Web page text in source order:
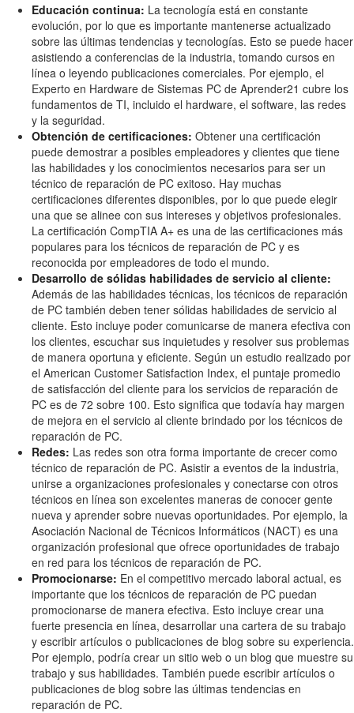
Educación continua: La tecnología está en constante
evolución, por lo que es importante mantenerse actualizado
sobre las últimas tendencias y tecnologías. Esto se puede hacer
asistiendo a conferencias de la industria, tomando cursos en
línea o leyendo publicaciones comerciales. Por ejemplo, el
Experto en Hardware de Sistemas PC de Aprender21 cubre los
fundamentos de TI, incluido el hardware, el software, las redes
y la seguridad.
Obtención de certificaciones: Obtener una certificación
puede demostrar a posibles empleadores y clientes que tiene
las habilidades y los conocimientos necesarios para ser un
técnico de reparación de PC exitoso. Hay muchas
certificaciones diferentes disponibles, por lo que puede elegir
una que se alinee con sus intereses y objetivos profesionales.
La certificación CompTIA A+ es una de las certificaciones más
populares para los técnicos de reparación de PC y es
reconocida por empleadores de todo el mundo.
Desarrollo de sólidas habilidades de servicio al cliente:
Además de las habilidades técnicas, los técnicos de reparación
de PC también deben tener sólidas habilidades de servicio al
cliente. Esto incluye poder comunicarse de manera efectiva con
los clientes, escuchar sus inquietudes y resolver sus problemas
de manera oportuna y eficiente. Según un estudio realizado por
el American Customer Satisfaction Index, el puntaje promedio
de satisfacción del cliente para los servicios de reparación de
PC es de 72 sobre 100. Esto significa que todavía hay margen
de mejora en el servicio al cliente brindado por los técnicos de
reparación de PC.
Redes: Las redes son otra forma importante de crecer como
técnico de reparación de PC. Asistir a eventos de la industria,
unirse a organizaciones profesionales y conectarse con otros
técnicos en línea son excelentes maneras de conocer gente
nueva y aprender sobre nuevas oportunidades. Por ejemplo, la
Asociación Nacional de Técnicos Informáticos (NACT) es una
organización profesional que ofrece oportunidades de trabajo
en red para los técnicos de reparación de PC.
Promocionarse: En el competitivo mercado laboral actual, es
importante que los técnicos de reparación de PC puedan
promocionarse de manera efectiva. Esto incluye crear una
fuerte presencia en línea, desarrollar una cartera de su trabajo
y escribir artículos o publicaciones de blog sobre su experiencia.
Por ejemplo, podría crear un sitio web o un blog que muestre su
trabajo y sus habilidades. También puede escribir artículos o
publicaciones de blog sobre las últimas tendencias en
reparación de PC.